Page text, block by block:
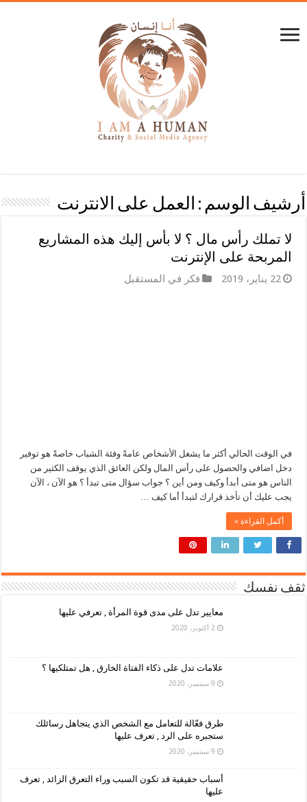
أرشيف الوسم : العمل على الانترنت
لا تملك رأس مال ؟ لا بأس إليك هذه المشاريع
المربحة على الإنترنت
22 يناير، 2019 فكر في المستقبل
في الوقت الحالي أكثر ما يشغل الأشخاص عامةً وفئة الشباب خاصةً هو توفير
دخل اضافي والحصول على رأس المال ولكن العائق الذي يوقف الكثير من
الناس هو متى أبدأ وكيف ومن أين ؟ جواب سؤال متى تبدأ ؟ هو الآن ، الآن
يجب عليك أن تأخذ قرارك لتبدأ أما كيف …
أكمل القراءة »
ثقف نفسك
معايير تدل على مدى قوة المرأة , تعرفي عليها
2 أكتوبر، 2020
علامات تدل على ذكاء الفتاة الخارق , هل تمتلكيها ؟
9 سبتمبر، 2020
طرق فعّالة للتعامل مع الشخص الذي يتجاهل رسائلك
ستجبره على الرد , تعرف عليها
9 سبتمبر، 2020
أسباب حقيقية قد تكون السبب وراء التعرق الزائد , تعرف
عليها